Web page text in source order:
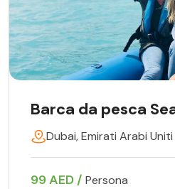
Barca da pesca
Dubai, Emirati Arabi Uniti
99 AED / Persona